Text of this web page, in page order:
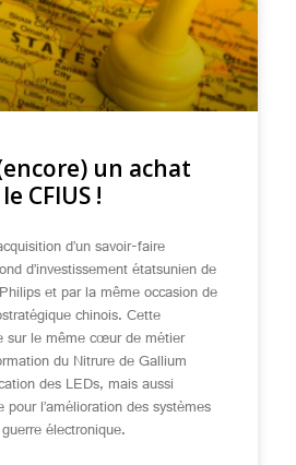
un achat
CFIUS !
d’un savoir-faire
d’investissement étatsunien de
et par la même occasion de
chinois. Cette
sur le même cœur de métier
du Nitrure de Gallium
des LEDs, mais aussi
l’amélioration des systèmes
électronique.